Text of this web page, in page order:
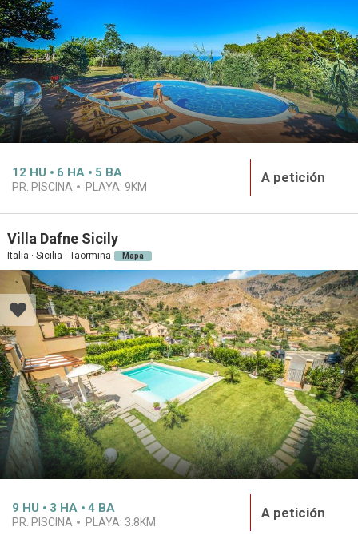
12 HU 6 HA 5 BA
PR. PISCINA PLAYA: 9KM
A petición
Villa Dafne Sicily
Italia · Sicilia · Taormina Mapa
9 HU 3 HA 4 BA
PR. PISCINA PLAYA: 3.8KM
A petición